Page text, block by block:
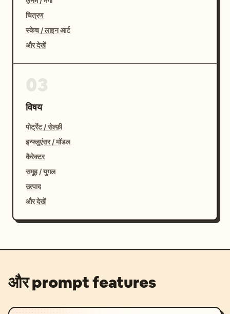
चित्रण
स्केच / लाइन आर्ट
और देखें
विषय
पोर्ट्रेट / सेल्फ़ी
इन्फ्लुएंसर / मॉडल
कैरेक्टर
समूह / युगल
उत्पाद
और देखें
और prompt features